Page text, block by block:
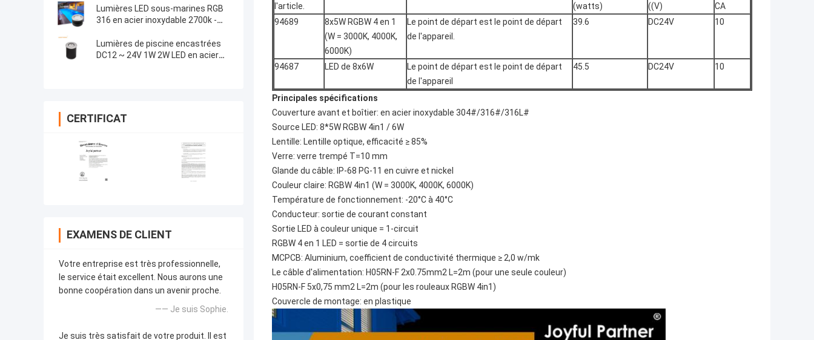
Lumières LED sous-marines RGB
316 en acier inoxydable 2700k -
Lumières de piscine encastrées
DC12 ~ 24V 1W 2W LED en acier
CERTIFICAT
EXAMENS DE CLIENT
Votre entreprise est très professionnelle,
le service était excellent. Nous aurons une
bonne coopération dans un avenir proche.
—— Je suis Sophie.
Je suis très satisfait de votre produit. Il est
l'article.
(watts)
((V)
CA
94689
8x5W RGBW 4 en 1
(W = 3000K, 4000K,
6000K)
Le point de départ est le point de départ
de l'appareil.
39.6 DC24V 10
94687 LED de 8x6W
Le point de départ est le point de départ
de l'appareil
45.5 DC24V 10
Principales spécifications
Couverture avant et boîtier: en acier inoxydable 304#/316#/316L#
Source LED: 8*5W RGBW 4in1 / 6W
Lentille: Lentille optique, efficacité ≥ 85%
Verre: verre trempé T=10 mm
Glande du câble: IP-68 PG-11 en cuivre et nickel
Couleur claire: RGBW 4in1 (W = 3000K, 4000K, 6000K)
Température de fonctionnement: -20°C à 40°C
Conducteur: sortie de courant constant
Sortie LED à couleur unique = 1-circuit
RGBW 4 en 1 LED = sortie de 4 circuits
MCPCB: Aluminium, coefficient de conductivité thermique ≥ 2,0 w/mk
Le câble d'alimentation: H05RN-F 2x0.75mm2 L=2m (pour une seule couleur)
H05RN-F 5x0,75 mm2 L=2m (pour les rouleaux RGBW 4in1)
Couvercle de montage: en plastique